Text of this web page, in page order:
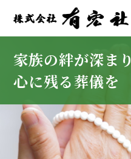
家族の絆が深まり
心に残る葬儀を